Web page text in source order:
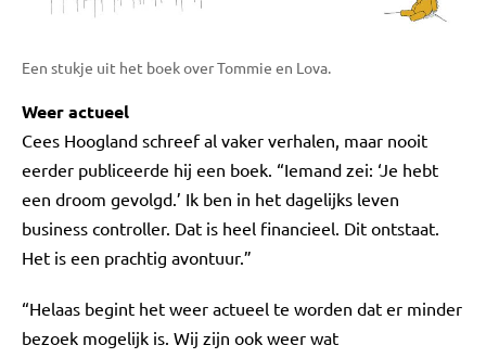
Een stukje uit het boek over Tommie en Lova.
Weer actueel
Cees Hoogland schreef al vaker verhalen, maar nooit
eerder publiceerde hij een boek. “Iemand zei: ‘Je hebt
een droom gevolgd.’ Ik ben in het dagelijks leven
business controller. Dat is heel financieel. Dit ontstaat.
Het is een prachtig avontuur.”
“Helaas begint het weer actueel te worden dat er minder
bezoek mogelijk is. Wij zijn ook weer wat